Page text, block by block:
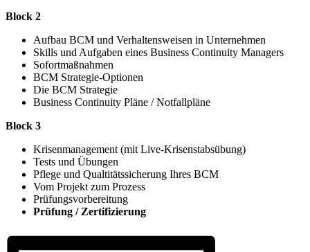
Block 2
Aufbau BCM und Verhaltensweisen in Unternehmen
Skills und Aufgaben eines Business Continuity Managers
Sofortmaßnahmen
BCM Strategie-Optionen
Die BCM Strategie
Business Continuity Pläne / Notfallpläne
Block 3
Krisenmanagement (mit Live-Krisenstabsübung)
Tests und Übungen
Pflege und Qualtitätssicherung Ihres BCM
Vom Projekt zum Prozess
Prüfungsvorbereitung
Prüfung / Zertifizierung